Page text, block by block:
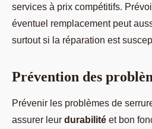
services à prix compétitifs.
éventuel remplacement peut
surtout si la réparation est
Prévention des
Prévenir les problèmes de
assurer leur durabilité et bon